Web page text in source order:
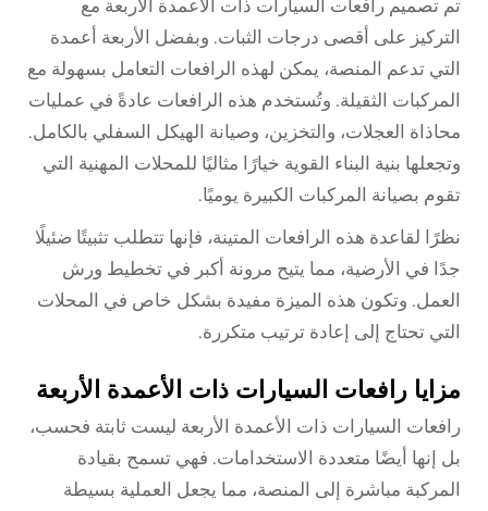
تم تصميم رافعات السيارات ذات الأعمدة الأربعة مع
التركيز على أقصى درجات الثبات. وبفضل الأربعة أعمدة
التي تدعم المنصة، يمكن لهذه الرافعات التعامل بسهولة مع
المركبات الثقيلة. وتُستخدم هذه الرافعات عادةً في عمليات
محاذاة العجلات، والتخزين، وصيانة الهيكل السفلي بالكامل.
وتجعلها بنية البناء القوية خيارًا مثاليًا للمحلات المهنية التي
تقوم بصيانة المركبات الكبيرة يوميًا.
نظرًا لقاعدة هذه الرافعات المتينة، فإنها تتطلب تثبيتًا ضئيلًا
جدًا في الأرضية، مما يتيح مرونة أكبر في تخطيط ورش
العمل. وتكون هذه الميزة مفيدة بشكل خاص في المحلات
التي تحتاج إلى إعادة ترتيب متكررة.
مزايا رافعات السيارات ذات الأعمدة الأربعة
رافعات السيارات ذات الأعمدة الأربعة ليست ثابتة فحسب،
بل إنها أيضًا متعددة الاستخدامات. فهي تسمح بقيادة
المركبة مباشرة إلى المنصة، مما يجعل العملية بسيطة